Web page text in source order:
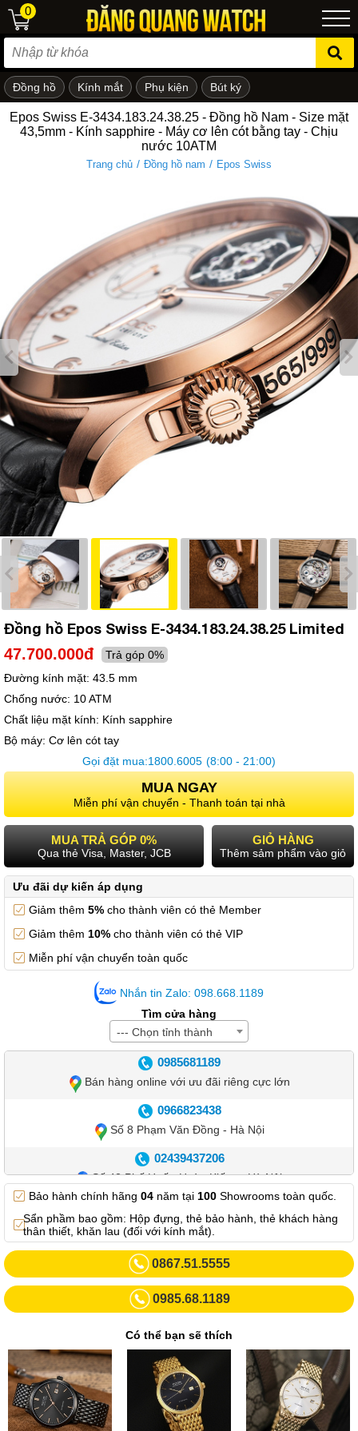
em
0
Đồng hồ Kính mắt Phụ kiện Bút ký
Epos Swiss E-3434.183.24.38.25 - Đồng hồ Nam - Size mặt
43,5mm - Kính sapphire - Máy cơ lên cót bằng tay - Chịu
nước 10ATM
Trang chủ / Đồng hồ nam / Epos Swiss
Đồng hồ Epos Swiss E-3434.183.24.38.25 Limited
47.700.000đ
Trả góp 0%
Đường kính mặt: 43.5 mm
Chống nước: 10 ATM
Chất liệu mặt kính: Kính sapphire
Bộ máy: Cơ lên cót tay
Gọi đặt mua:1800.6005 (8:00 - 21:00)
MUA NGAY
Miễn phí vận chuyển - Thanh toán tại nhà
MUA TRẢ GÓP 0%
Qua thẻ Visa, Master, JCB
GIỎ HÀNG
Thêm sảm phẩm vào giỏ
Ưu đãi dự kiến áp dụng
Giảm thêm 5% cho thành viên có thẻ Member
Giảm thêm 10% cho thành viên có thẻ VIP
Miễn phí vận chuyển toàn quốc
Nhắn tin Zalo: 098.668.1189
Tìm cửa hàng
--- Chọn tỉnh thành
0985681189
Bán hàng online với ưu đãi riêng cực lớn
0966823438
Số 8 Phạm Văn Đồng - Hà Nội
02439437206
Số 42 Phố Huế - Hoàn Kiếm – Hà Nội
0982.769.887
Showroom 3: Số 87 Trương Định - Hai Bà Trưng - Hà Nội.
0969102552
Số 55 Trần Đăng Ninh – Cầu Giấy – Hà Nội
0963264832
02437836542
Số 8 Trần Duy Hưng - Cầu Giấy - Hà Nội
02432232319
Số 413 Quang Trung - Hà Đông - Hà Nội
Bảo hành chính hãng 04 năm tại 100 Showrooms toàn quốc.
Sẩn phầm bao gồm: Hộp đựng, thẻ bảo hành, thẻ khách hàng
thân thiết, khăn lau (đối với kính mắt).
0867.51.5555
0985.68.1189
Có thể bạn sẽ thích